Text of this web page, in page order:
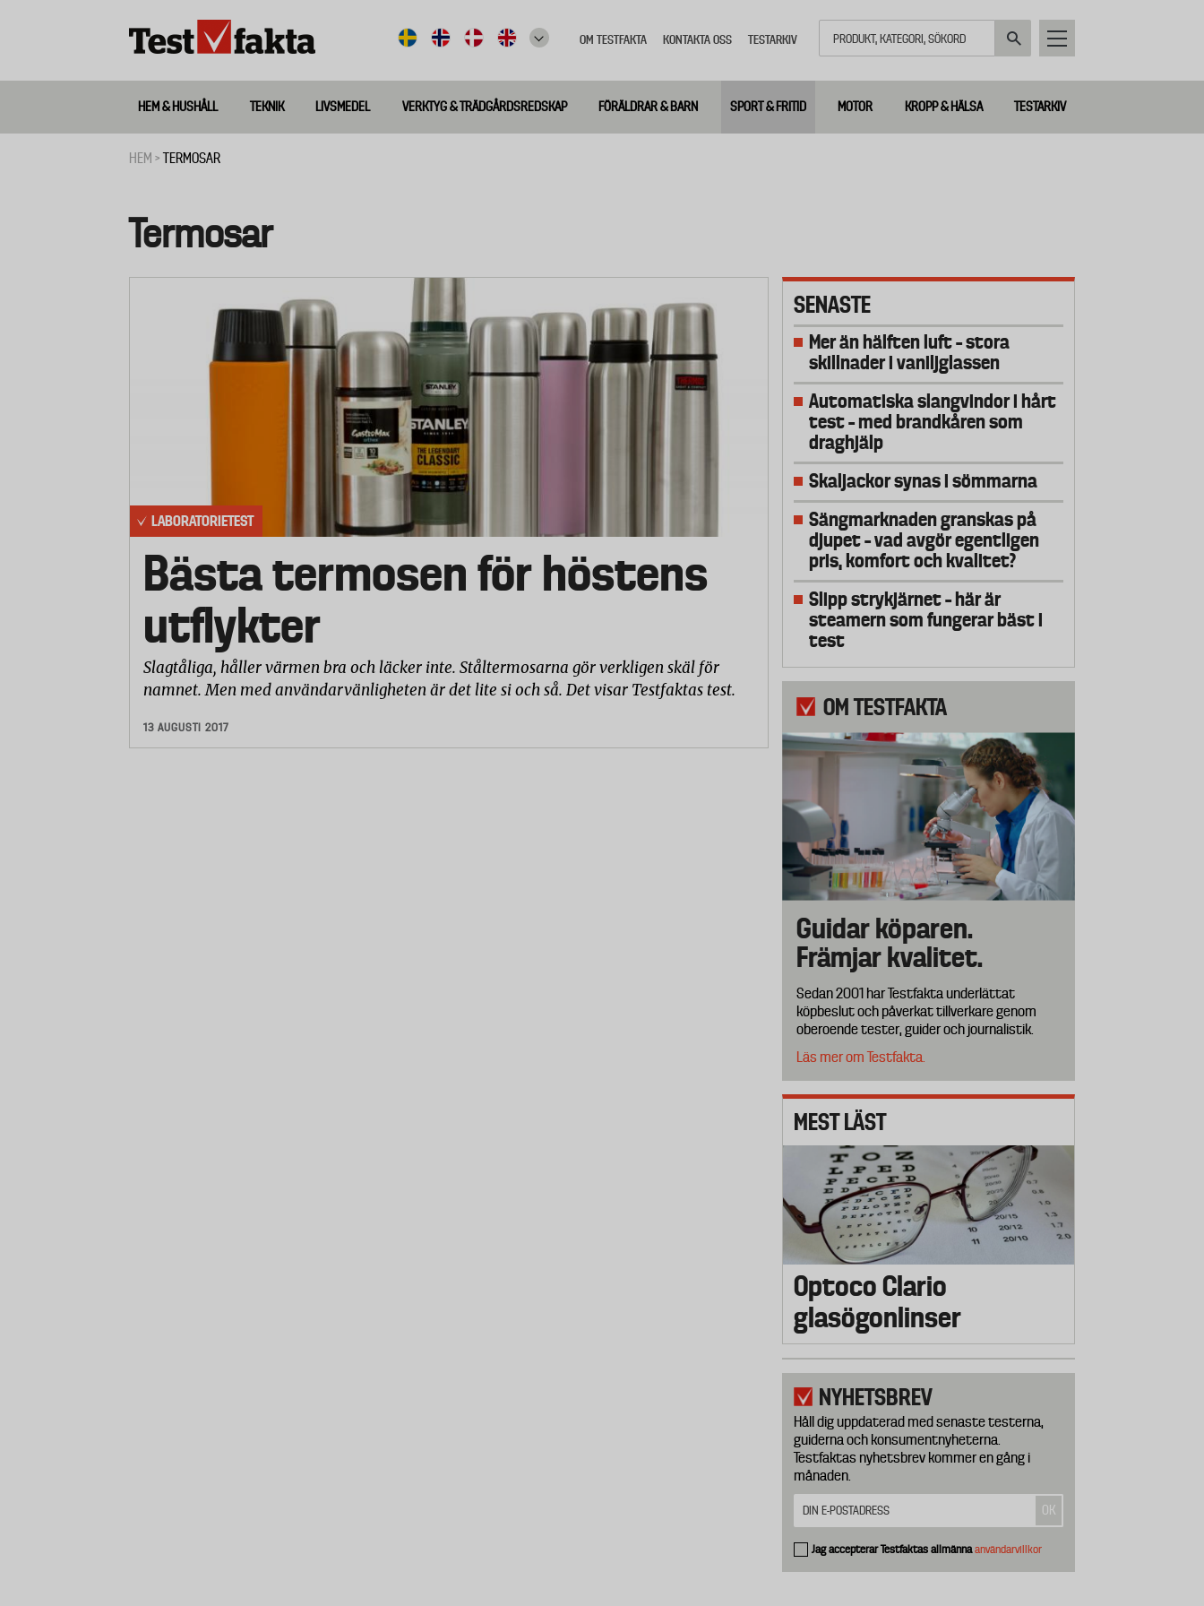
meny
OM TESTFAKTA KONTAKTA OSS TESTARKIV
Huvudmeny
ny
HEM & HUSHÅLL TEKNIK LIVSMEDEL VERKTYG & TRÄDGÅRDSREDSKAP FÖRÄLDRAR & BARN SPORT & FRITID MOTOR KROPP & HÄLSA TESTARKIV
HEM TERMOSAR
Termosar
LABORATORIETEST
Bästa termosen för höstens
utflykter
Slagtåliga, håller värmen bra och läcker inte. Ståltermosarna gör verkligen skäl för
namnet. Men med användarvänligheten är det lite si och så. Det visar Testfaktas test.
13 AUGUSTI 2017
SENASTE
Mer än hälften luft – stora
skillnader i vaniljglassen
Automatiska slangvindor i hårt
test – med brandkåren som
draghjälp
Skaljackor synas i sömmarna
Sängmarknaden granskas på
djupet – vad avgör egentligen
pris, komfort och kvalitet?
Slipp strykjärnet – här är
steamern som fungerar bäst i
test
OM TESTFAKTA
Guidar köparen.
Främjar kvalitet.
Sedan 2001 har Testfakta underlättat
köpbeslut och påverkat tillverkare genom
oberoende tester, guider och journalistik.
Läs mer om Testfakta.
MEST LÄST
Optoco Clario
glasögonlinser
NYHETSBREV
Håll dig uppdaterad med senaste testerna,
guiderna och konsumentnyheterna.
Testfaktas nyhetsbrev kommer en gång i
månaden.
Jag accepterar Testfaktas allmännaanvändarvillkor